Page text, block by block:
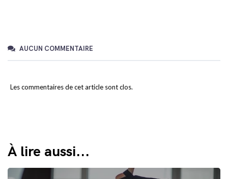
AUCUN COMMENTAIRE
Les commentaires de cet article sont clos.
À lire aussi...